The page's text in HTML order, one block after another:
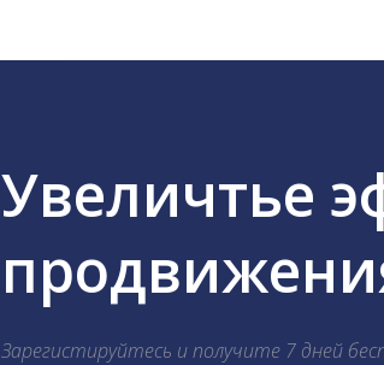
Увеличтье
Зарегистируйтесь и получите 7 дней